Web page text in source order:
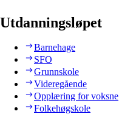
Utdanningsløpet
Barnehage
SFO
Grunnskole
Videregående
Opplæring for voksne
Folkehøgskole